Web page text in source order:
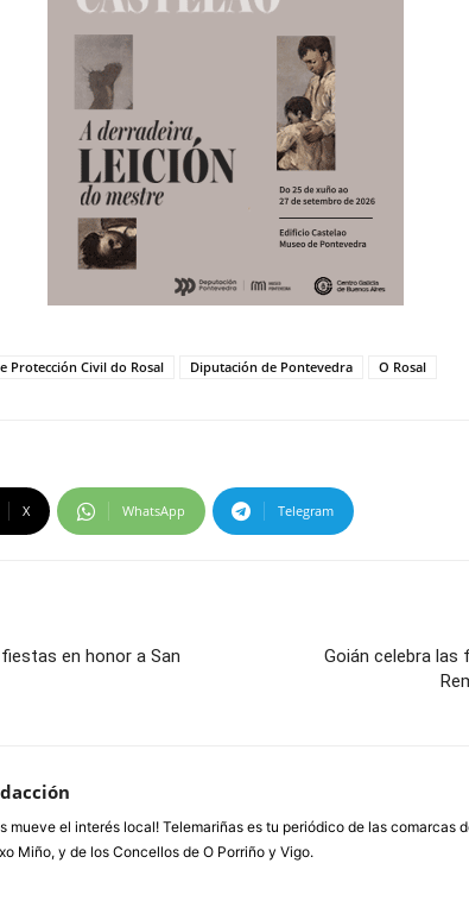
Protección Civil do Rosal Diputación de Pontevedra O Rosal
X WhatsApp Telegram
en honor a San
Goián celebra las
mueve el interés local! Telemariñas es tu periódico de las comarcas
Miño, y de los Concellos de O Porriño y Vigo.